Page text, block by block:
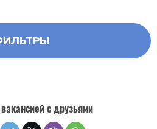
с друзьями